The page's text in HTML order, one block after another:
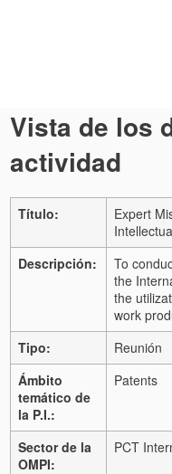
Vista de los
actividad
Título:
Expert
Descripción:
To
the
the
work
Tipo:
Reunión
Ámbito
temático de
la P.I.:
Patents
Sector de la
OMPI:
PCT